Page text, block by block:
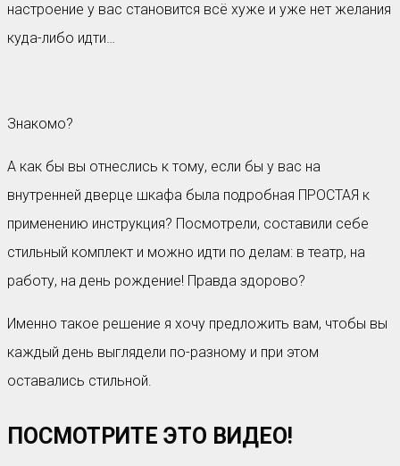
настроение у вас становится всё хуже и уже нет желания
куда-либо идти…
Знакомо?
А как бы вы отнеслись к тому, если бы у вас на
внутренней дверце шкафа была подробная ПРОСТАЯ к
применению инструкция? Посмотрели, составили себе
стильный комплект и можно идти по делам: в театр, на
работу, на день рождение! Правда здорово?
Именно такое решение я хочу предложить вам, чтобы вы
каждый день выглядели по-разному и при этом
оставались стильной.
ПОСМОТРИТЕ ЭТО ВИДЕО!